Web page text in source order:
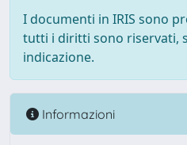
I documenti in IRIS sono
tutti i diritti sono riservati,
indicazione.
Informazioni